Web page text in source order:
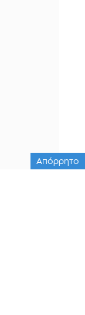
Απόρρητο